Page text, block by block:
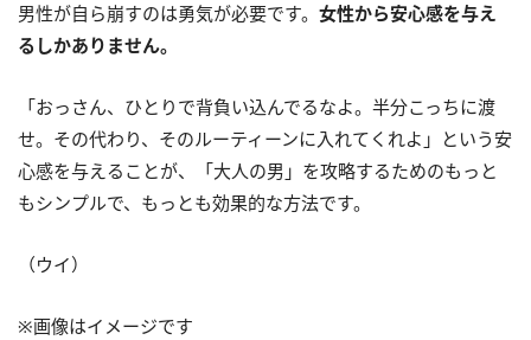
男性が自ら崩すのは勇気が必要です。 女性から安心感を与え
るしかありません。
「おっさん、ひとりで背負い込んでるなよ。半分こっちに渡
せ。その代わり、そのルーティーンに入れてくれよ」という安
心感を与えることが、「大人の男」を攻略するためのもっと
もシンプルで、もっとも効果的な方法です。
（ウイ）
※画像はイメージです